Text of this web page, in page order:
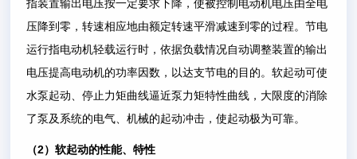
指装置输出电压按一定要求下降，使被控制电动机电压由全电
压降到零，转速相应地由额定转速平滑减速到零的过程。节电
运行指电动机轻载运行时，依据负载情况自动调整装置的输出
电压提高电动机的功率因数，以达支节电的目的。软起动可使
水泵起动、停止力矩曲线逼近泵力矩特性曲线，大限度的消除
了泵及系统的电气、机械的起动冲击，使起动极为可靠。
（2）软起动的性能、特性